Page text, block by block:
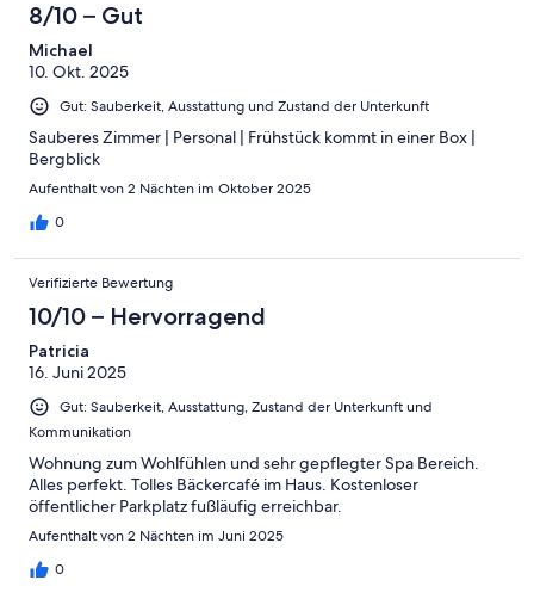
8/10 – Gut
Michael
10. Okt. 2025
Gut: Sauberkeit, Ausstattung und Zustand der Unterkunft
Sauberes Zimmer | Personal | Frühstück kommt in einer Box |
Bergblick
Aufenthalt von 2 Nächten im Oktober 2025
0
Verifizierte Bewertung
10/10 – Hervorragend
Patricia
16. Juni 2025
Gut: Sauberkeit, Ausstattung, Zustand der Unterkunft und
Kommunikation
Wohnung zum Wohlfühlen und sehr gepflegter Spa Bereich.
Alles perfekt. Tolles Bäckercafé im Haus. Kostenloser
öffentlicher Parkplatz fußläufig erreichbar.
Aufenthalt von 2 Nächten im Juni 2025
0